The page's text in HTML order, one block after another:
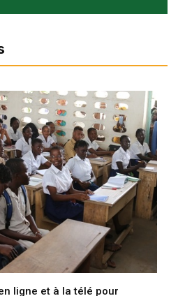
ligne et à la télé pour